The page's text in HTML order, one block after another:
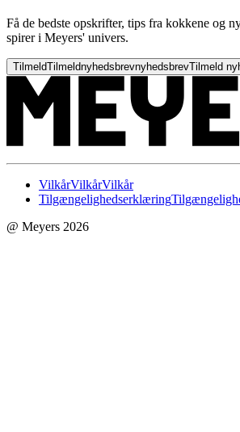
Få de bedste opskrifter, tips fra kokkene og
spirer i Meyers' univers.
TilmeldTilmeldnyhedsbrevnyhedsbrevTilmeld
VilkårVilkårVilkår
Tilgængelighedserklæring
@ Meyers 2026